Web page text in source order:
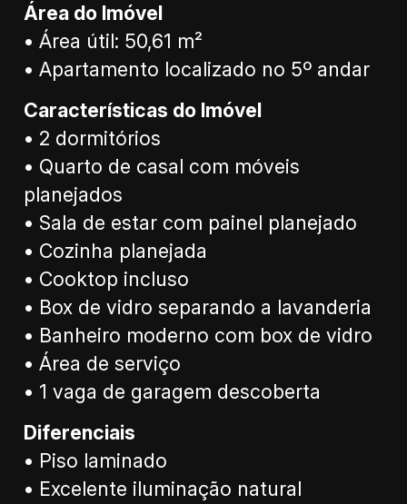
Área do Imóvel
• Área útil: 50,61 m²
• Apartamento localizado no 5º andar
Características do Imóvel
• 2 dormitórios
• Quarto de casal com móveis
planejados
• Sala de estar com painel planejado
• Cozinha planejada
• Cooktop incluso
• Box de vidro separando a lavanderia
• Banheiro moderno com box de vidro
• Área de serviço
• 1 vaga de garagem descoberta
Diferenciais
• Piso laminado
• Excelente iluminação natural